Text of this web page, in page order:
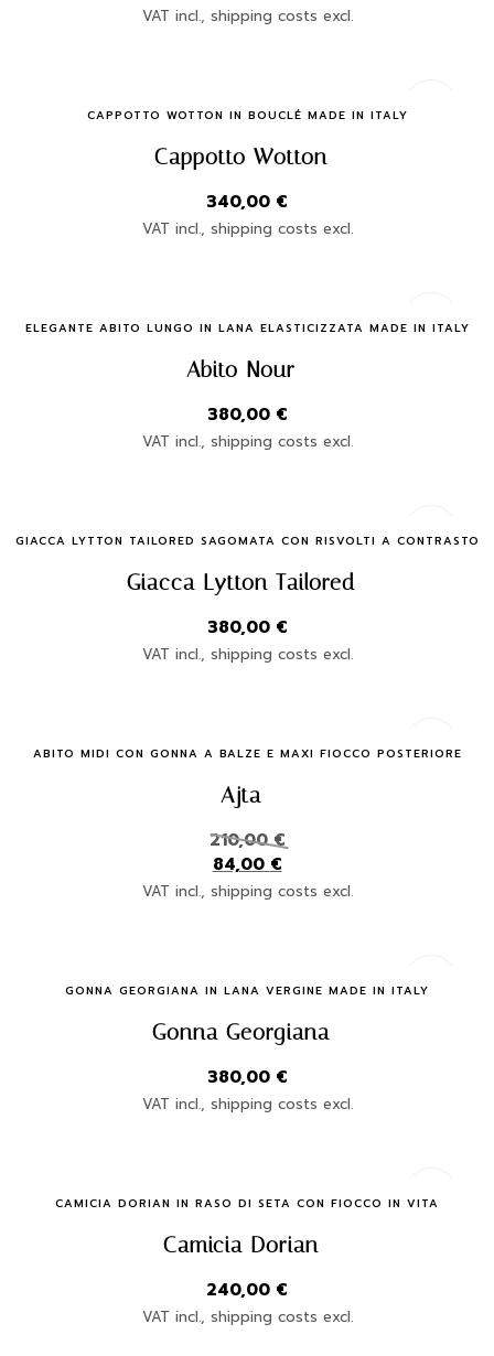
VAT incl., shipping costs excl.
Quick Buy
CAPPOTTO WOTTON IN BOUCLÉ MADE IN ITALY
Cappotto Wotton
340,00 €
VAT incl., shipping costs excl.
Quick Buy
ELEGANTE ABITO LUNGO IN LANA ELASTICIZZATA MADE IN ITALY
Abito Nour
380,00 €
VAT incl., shipping costs excl.
Quick Buy
GIACCA LYTTON TAILORED SAGOMATA CON RISVOLTI A CONTRASTO
Giacca Lytton Tailored
380,00 €
VAT incl., shipping costs excl.
Quick Buy
ABITO MIDI CON GONNA A BALZE E MAXI FIOCCO POSTERIORE
Ajta
210,00€
84,00 €
VAT incl., shipping costs excl.
Quick Buy
GONNA GEORGIANA IN LANA VERGINE MADE IN ITALY
Gonna Georgiana
380,00 €
VAT incl., shipping costs excl.
Quick Buy
CAMICIA DORIAN IN RASO DI SETA CON FIOCCO IN VITA
Camicia Dorian
240,00 €
VAT incl., shipping costs excl.